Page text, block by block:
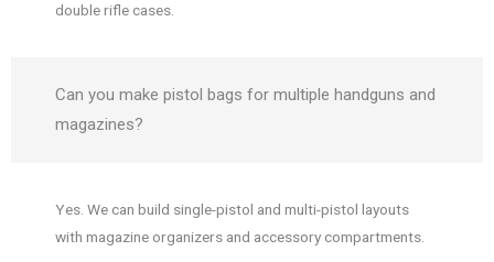
double rifle cases.
Can you make pistol bags for multiple handguns and
magazines?
Yes. We can build single-pistol and multi-pistol layouts
with magazine organizers and accessory compartments.